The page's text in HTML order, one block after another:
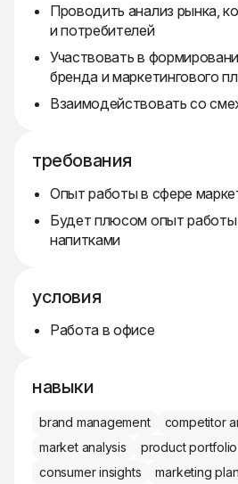
Проводить анализ рынка,
и потребителей
Участвовать в
бренда и маркетингового
Взаимодействовать со
требования
Опыт работы в сфере
Будет плюсом опыт работы
напитками
условия
Работа в офисе
навыки
brand management
competitor
market analysis
product portfolio
consumer insights
marketing plan